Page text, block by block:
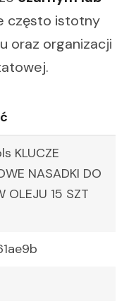
często istotny
oraz organizacji
KLUCZE
NASADKI DO
OLEJU 15 SZT